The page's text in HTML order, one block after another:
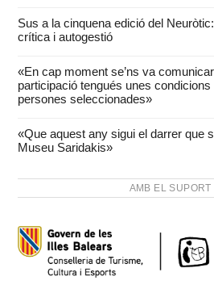
Sus a la cinquena edició del
crítica i autogestió
«En cap moment se’ns va
participació tengués unes
persones seleccionades»
«Que aquest any sigui el darrer que
Museu Saridakis»
AMB EL SUPORT